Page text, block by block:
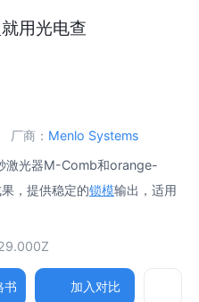
用光电查
厂商： Menlo Systems
激光器M-Comb和orange-
，提供稳定的锁模输出，适用
书 加入对比